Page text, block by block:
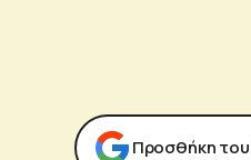
Προσθήκη